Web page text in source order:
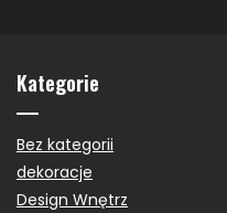
Kategorie
Bez kategorii
dekoracje
Design Wnętrz